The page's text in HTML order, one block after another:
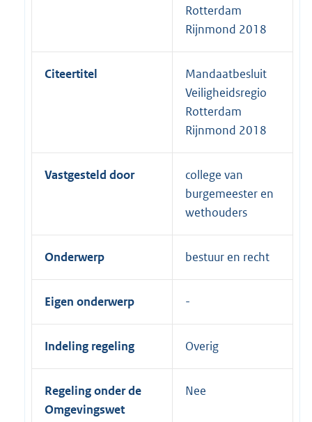
Rotterdam
Rijnmond 2018
Citeertitel
Mandaatbesluit
Veiligheidsregio
Rotterdam
Rijnmond 2018
Vastgesteld door
college van
burgemeester en
wethouders
Onderwerp bestuur en recht
Eigen onderwerp
Indeling regeling Overig
Regeling onder de
Omgevingswet
Nee